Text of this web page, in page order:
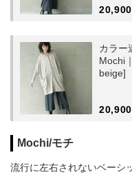
20,900
カラー
Mochi
beige]
20,900
Mochi/モチ
流行に左右されないベーシ